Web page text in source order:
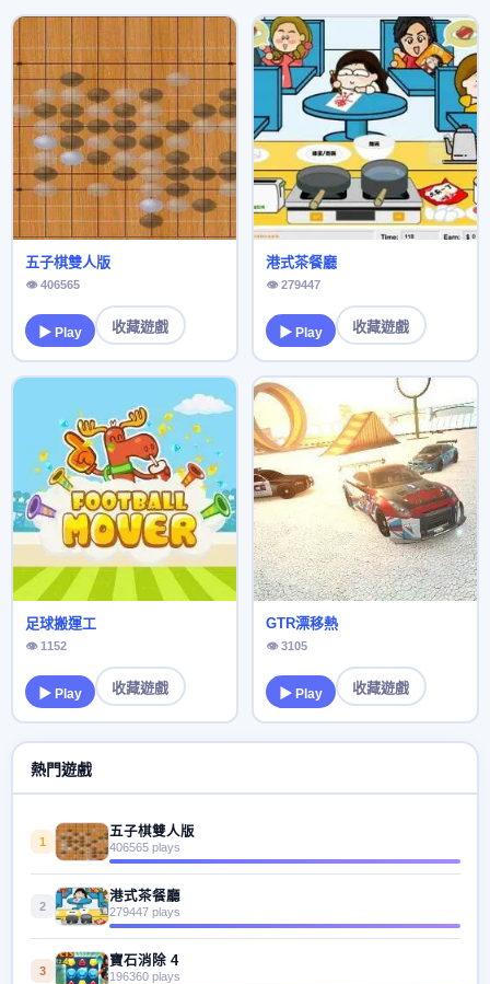
五子棋雙人版
👁 406565
▶ Play 收藏遊戲
港式茶餐廳
👁 279447
▶ Play 收藏遊戲
足球搬運工
👁 1152
▶ Play 收藏遊戲
GTR漂移熱
👁 3105
▶ Play 收藏遊戲
熱門遊戲
1
五子棋雙人版
406565 plays
2
港式茶餐廳
279447 plays
3
寶石消除 4
196360 plays